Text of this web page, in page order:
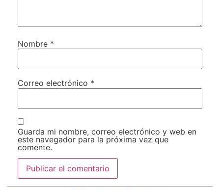
Nombre *
Correo electrónico *
Guarda mi nombre, correo electrónico y web en
este navegador para la próxima vez que
comente.